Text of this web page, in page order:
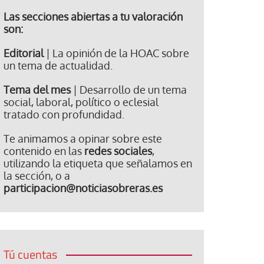
Las secciones abiertas a tu valoración
son:
Editorial| La opinión de la HOAC sobre
un tema de actualidad.
Tema del mes| Desarrollo de un tema
social, laboral, político o eclesial
tratado con profundidad.
Te animamos a opinar sobre este
contenido en las redes sociales,
utilizando la etiqueta que señalamos en
la sección, o a
participacion@noticiasobreras.es
Tú cuentas